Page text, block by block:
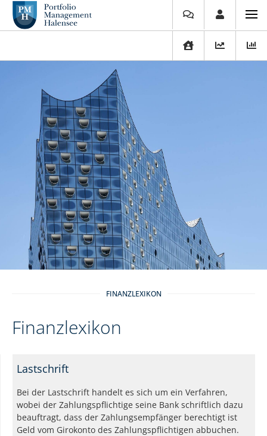
FINANZLEXIKON
Finanzlexikon
Lastschrift
Bei der Lastschrift handelt es sich um ein Verfahren,
wobei der Zahlungspflichtige seine Bank schriftlich dazu
beauftragt, dass der Zahlungsempfänger berechtigt ist
Geld vom Girokonto des Zahlungspflichtigen abbuchen.